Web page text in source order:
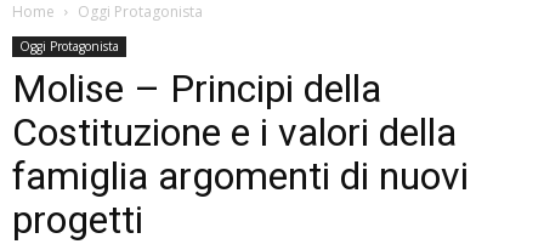
Home Oggi Protagonista
Oggi Protagonista
Molise – Principi della
Costituzione e i valori della
famiglia argomenti di nuovi
progetti